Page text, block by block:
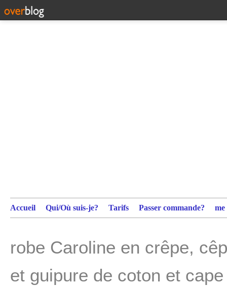
Accueil Qui/Où suis-je? Tarifs Passer commande?
robe Caroline en crêpe,
et guipure de coton et cape